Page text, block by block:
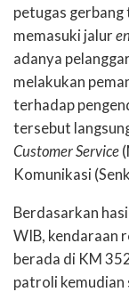
petugas
memasuki jalur
adanya
melakukan
terhadap
tersebut
Customer Service
Komunikasi
Berdasarkan
WIB, kendaraan
berada di KM
patroli kemudian